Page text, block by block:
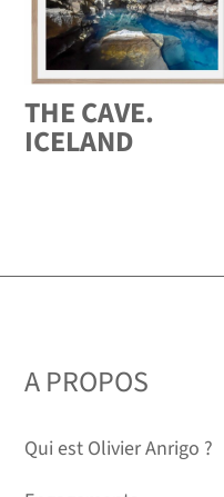
THE CAVE.
ICELAND
A PROPOS
Qui est Olivier Anrigo ?